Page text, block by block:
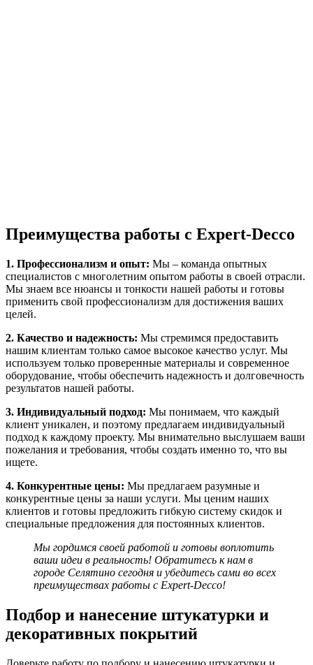
Преимущества работы с Expert-Decco
1. Профессионализм и опыт: Мы – команда опытных
специалистов с многолетним опытом работы в своей отрасли.
Мы знаем все нюансы и тонкости нашей работы и готовы
применить свой профессионализм для достижения ваших
целей.
2. Качество и надежность: Мы стремимся предоставить
нашим клиентам только самое высокое качество услуг. Мы
используем только проверенные материалы и современное
оборудование, чтобы обеспечить надежность и долговечность
результатов нашей работы.
3. Индивидуальный подход: Мы понимаем, что каждый
клиент уникален, и поэтому предлагаем индивидуальный
подход к каждому проекту. Мы внимательно выслушаем ваши
пожелания и требования, чтобы создать именно то, что вы
ищете.
4. Конкурентные цены: Мы предлагаем разумные и
конкурентные цены за наши услуги. Мы ценим наших
клиентов и готовы предложить гибкую систему скидок и
специальные предложения для постоянных клиентов.
Мы гордимся своей работой и готовы воплотить
ваши идеи в реальность! Обратитесь к нам в
городе Селятино сегодня и убедитесь сами во всех
преимуществах работы с Expert-Decco!
Подбор и нанесение штукатурки и
декоративных покрытий